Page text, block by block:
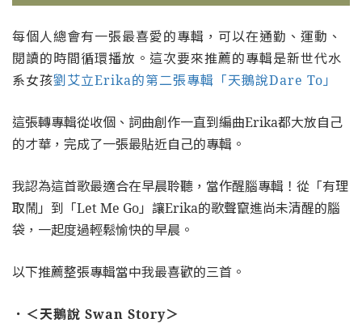
每個人總會有一張最喜愛的專輯，可以在通勤、運動、
閱讀的時間循環播放。這次要來推薦的專輯是新世代水
系女孩劉艾立Erika的第二張專輯「天鵝說Dare To」
這張轉專輯從收個、詞曲創作一直到編曲Erika都大放自己
的才華，完成了一張最貼近自己的專輯。
我認為這首歌最適合在早晨聆聽，當作醒腦專輯！從「有理
取鬧」到「Let Me Go」讓Erika的歌聲竄進尚未清醒的腦
袋，一起度過輕鬆愉快的早晨。
以下推薦整張專輯當中我最喜歡的三首。
．＜天鵝說 Swan Story＞